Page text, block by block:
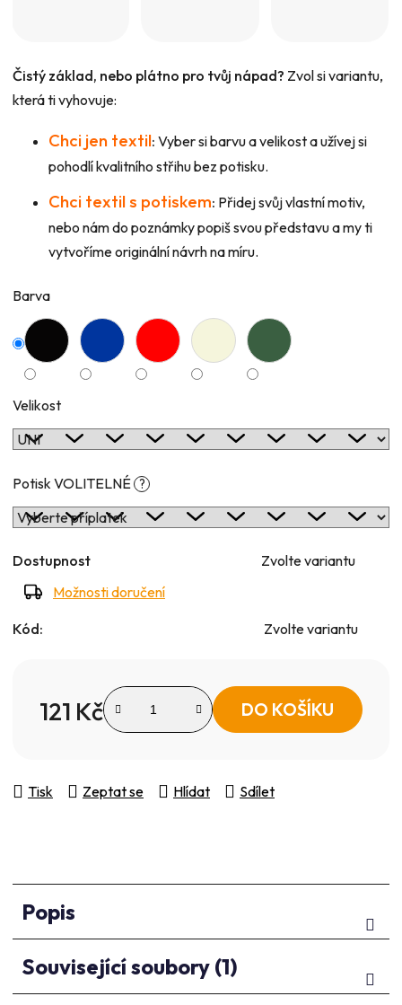
Čistý základ, nebo plátno pro tvůj nápad? Zvol si variantu,
která ti vyhovuje:
Chci jen textil: Vyber si barvu a velikost a užívej si
pohodlí kvalitního střihu bez potisku.
Chci textil s potiskem: Přidej svůj vlastní motiv,
nebo nám do poznámky popiš svou představu a my ti
vytvoříme originální návrh na míru.
Barva
Velikost
Potisk VOLITELNÉ ?
Dostupnost
Zvolte variantu
Možnosti doručení
Kód: Zvolte variantu
121 Kč DO KOŠÍKU
Tisk Zeptat se Hlídat Sdílet
Popis
Související soubory (1)